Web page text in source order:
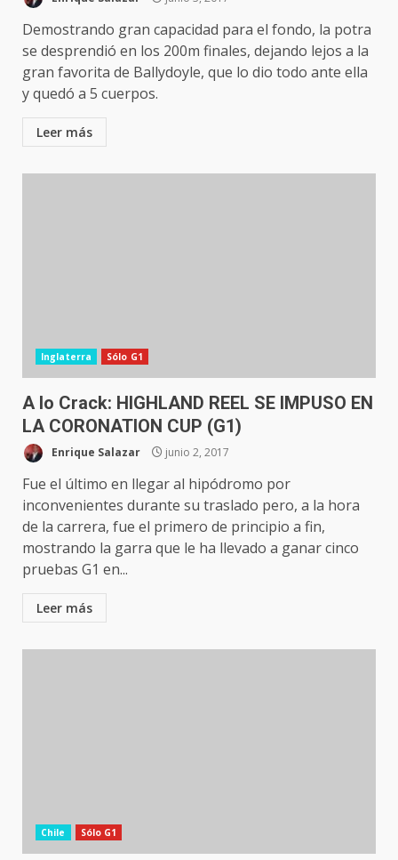
Demostrando gran capacidad para el fondo, la potra
se desprendió en los 200m finales, dejando lejos a la
gran favorita de Ballydoyle, que lo dio todo ante ella
y quedó a 5 cuerpos.
Leer más
Inglaterra Sólo G1
A lo Crack: HIGHLAND REEL SE IMPUSO EN
LA CORONATION CUP (G1)
Enrique Salazar junio 2, 2017
Fue el último en llegar al hipódromo por
inconvenientes durante su traslado pero, a la hora
de la carrera, fue el primero de principio a fin,
mostrando la garra que le ha llevado a ganar cinco
pruebas G1 en...
Leer más
Chile Sólo G1